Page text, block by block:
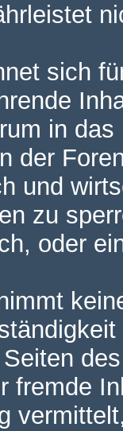
sich
in
der
und
zu
oder
fremde